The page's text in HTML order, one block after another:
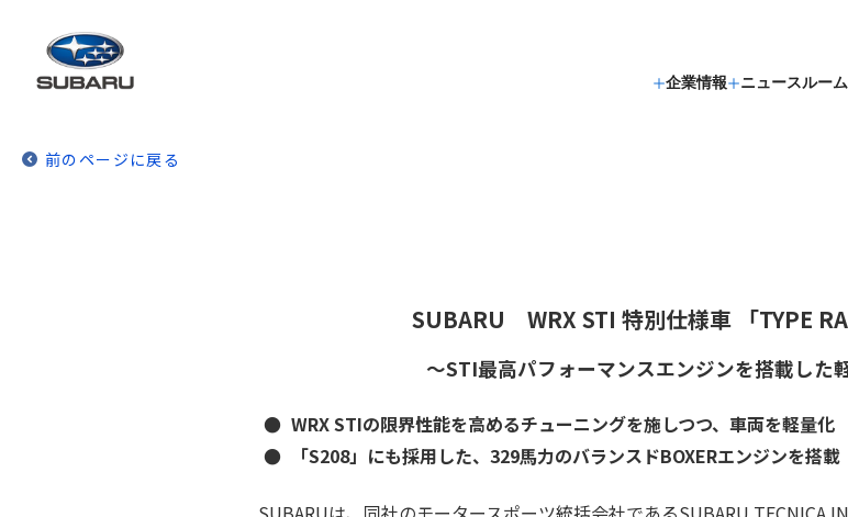
企業情報 ニュースルーム
前のページに戻る
SUBARU WRX STI 特別仕様車 「TYPE
～STI最高パフォーマンスエンジンを搭載した
● WRX STIの限界性能を高めるチューニングを施しつつ、車両を軽量化
●
「S208」にも採用した、329馬力のバランスドBOXERエンジンを搭載